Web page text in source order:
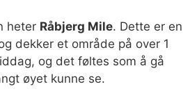
heter Råbjerg Mile. Dette er en
dekker et område på over 1
og det føltes som å gå
øyet kunne se.